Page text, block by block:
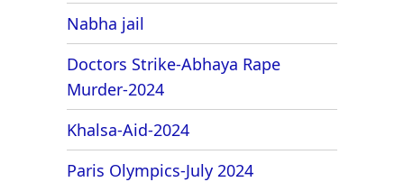
Nabha jail
Doctors Strike-Abhaya Rape
Murder-2024
Khalsa-Aid-2024
Paris Olympics-July 2024